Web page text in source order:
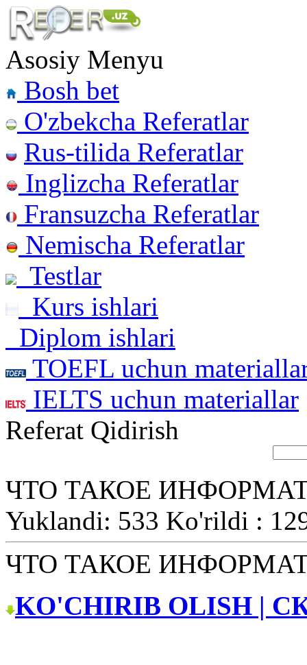
Asosiy Menyu
Bosh bet
O'zbekcha Referatlar
Rus-tilida Referatlar
Inglizcha Referatlar
Fransuzcha Referatlar
Nemischa Referatlar
Testlar
Kurs ishlari
Diplom ishlari
TOEFL uchun
IELTS uchun materiallar
Referat Qidirish
ЧТО ТАКОЕ
Yuklandi: 533 Ko'rildi :
ЧТО ТАКОЕ
KO'CHIRIB OLISH |